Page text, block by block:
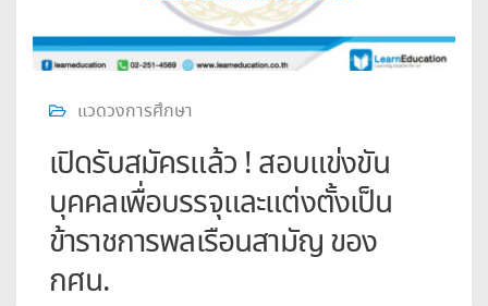
แวดวงการศึกษา
เปิดรับสมัครแล้ว ! สอบแข่งขัน
บุคคลเพื่อบรรจุและแต่งตั้งเป็น
ข้าราชการพลเรือนสามัญ ของ
กศน.